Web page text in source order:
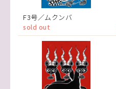
F3号／ムクンバ
sold out